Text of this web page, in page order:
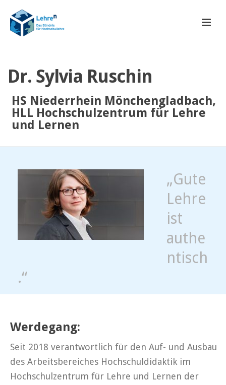
Dr. Sylvia Ruschin
HS Niederrhein Mönchengladbach,
HLL Hochschulzentrum für Lehre
und Lernen
„Gute
Lehre
ist
authe
ntisch
.“
Werdegang:
Seit 2018 verantwortlich für den Auf- und Ausbau
des Arbeitsbereiches Hochschuldidaktik im
Hochschulzentrum für Lehre und Lernen der